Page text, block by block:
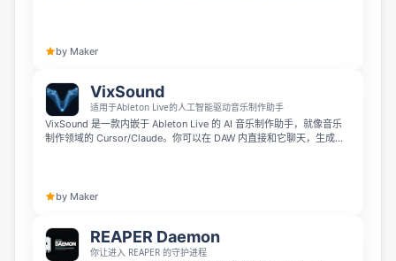
by Maker
VixSound
适用于Ableton Live的人工智能驱动音乐制作助手
VixSound 是一款内嵌于 Ableton Live 的 AI 音乐制作助手，就像音乐
制作领域的 Cursor/Claude。你可以在 DAW 内直接和它聊天，生成旋
所有套餐都提供 7 天免费试用。
by Maker
REAPER Daemon
你让进入 REAPER 的守护进程